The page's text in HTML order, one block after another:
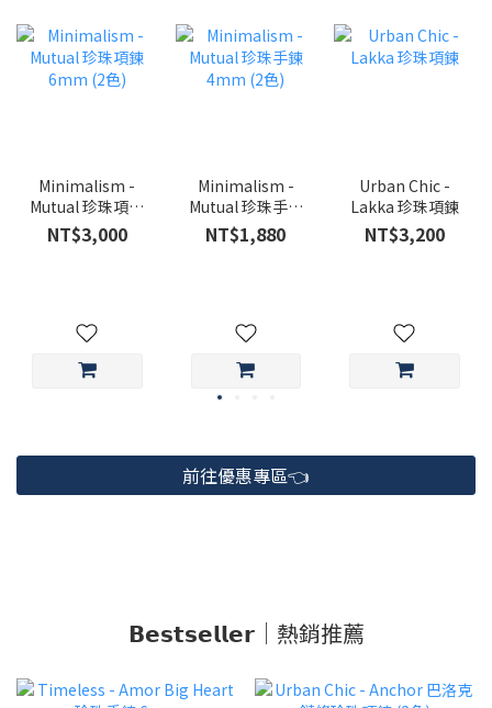
Minimalism -
Mutual 珍珠項鍊
6mm (2色)
NT$3,000
Minimalism -
Mutual 珍珠手鍊
4mm (2色)
NT$1,880
Urban Chic -
Lakka 珍珠項鍊
NT$3,200
前往優惠專區👈
𝗕𝗲𝘀𝘁𝘀𝗲𝗹𝗹𝗲𝗿｜熱銷推薦